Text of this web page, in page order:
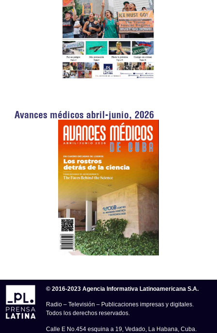
Avances médicos abril-junio, 2026
© 2016-2023 Agencia Informativa Latinoamericana S.A.
Radio – Televisión – Publicaciones impresas y digitales.
Todos los derechos reservados.
Calle E No.454 esquina a 19, Vedado, La Habana, Cuba.